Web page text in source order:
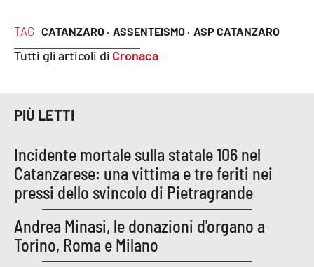
TAG CATANZARO · ASSENTEISMO · ASP CATANZARO
Tutti gli articoli di Cronaca
PIÙ LETTI
Incidente mortale sulla statale 106 nel
Catanzarese: una vittima e tre feriti nei
pressi dello svincolo di Pietragrande
Andrea Minasi, le donazioni d'organo a
Torino, Roma e Milano